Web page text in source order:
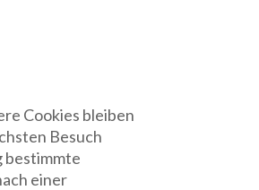
Cookies bleiben
Besuch
bestimmte
einer